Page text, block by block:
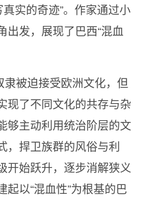
实的奇迹”。作家通过小
出发，展现了巴西“混血
被迫接受欧洲文化，但
现了不同文化的共存与杂
够主动利用统治阶层的文
，捍卫族群的风俗与利
开始跃升，逐步消解狭义
以“混血性”为根基的巴